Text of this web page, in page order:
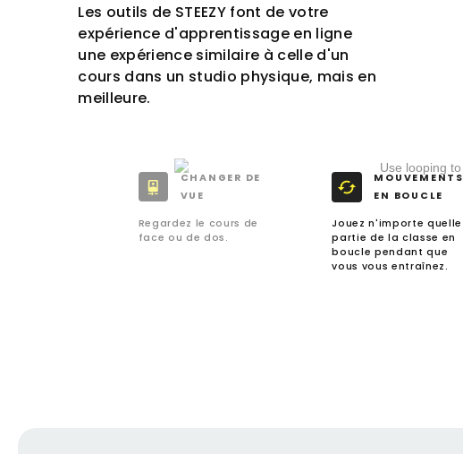
Les outils de STEEZY font de votre
expérience d'apprentissage en ligne
une expérience similaire à celle d'un
cours dans un studio physique, mais en
meilleure.
CHANGER DE
VUE
Regardez le cours de
face ou de dos.
MOUVEMENTS
EN BOUCLE
Jouez n'importe quelle
partie de la classe en
boucle pendant que
vous vous entraînez.